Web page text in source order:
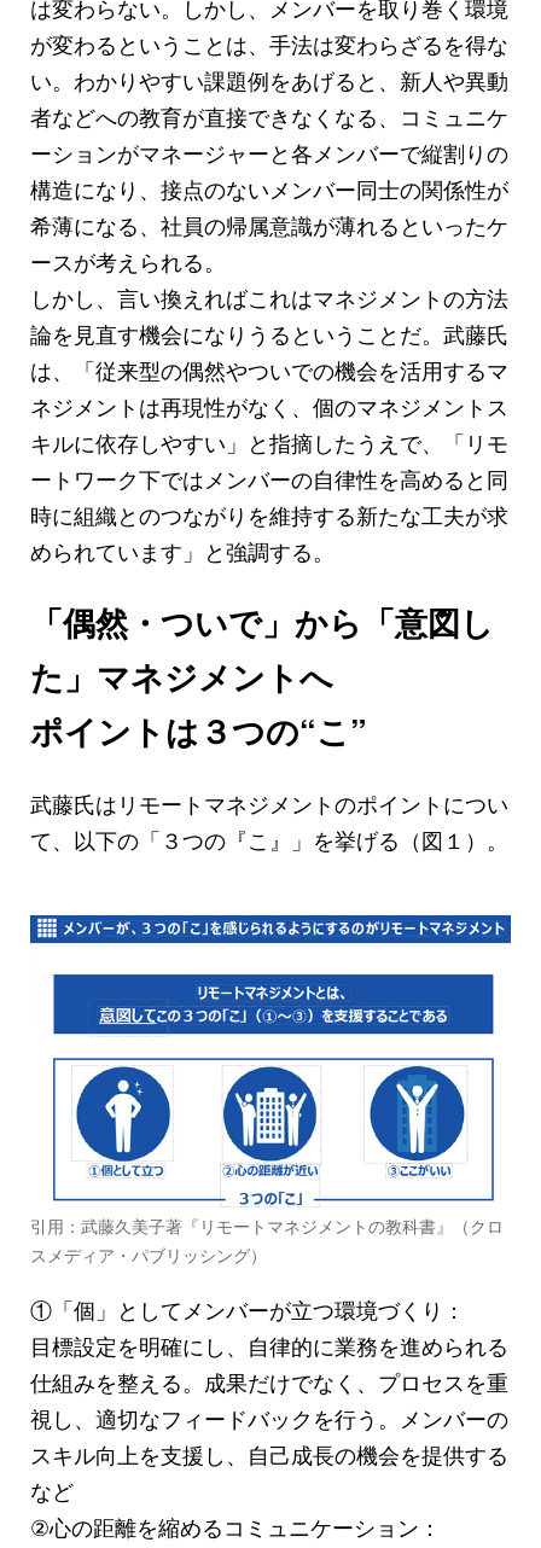
は変わらない。しかし、メンバーを取り巻く環境
が変わるということは、手法は変わらざるを得な
い。わかりやすい課題例をあげると、新人や異動
者などへの教育が直接できなくなる、コミュニケ
ーションがマネージャーと各メンバーで縦割りの
構造になり、接点のないメンバー同士の関係性が
希薄になる、社員の帰属意識が薄れるといったケ
ースが考えられる。
しかし、言い換えればこれはマネジメントの方法
論を見直す機会になりうるということだ。武藤氏
は、「従来型の偶然やついでの機会を活用するマ
ネジメントは再現性がなく、個のマネジメントス
キルに依存しやすい」と指摘したうえで、「リモ
ートワーク下ではメンバーの自律性を高めると同
時に組織とのつながりを維持する新たな工夫が求
められています」と強調する。
「偶然・ついで」から「意図し
た」マネジメントへ
ポイントは３つの“こ”
武藤氏はリモートマネジメントのポイントについ
て、以下の「３つの『こ』」を挙げる（図１）。
引用：武藤久美子著『リモートマネジメントの教科書』（クロ
スメディア・パブリッシング）
①「個」としてメンバーが立つ環境づくり：
目標設定を明確にし、自律的に業務を進められる
仕組みを整える。成果だけでなく、プロセスを重
視し、適切なフィードバックを行う。メンバーの
スキル向上を支援し、自己成長の機会を提供する
など
②心の距離を縮めるコミュニケーション：